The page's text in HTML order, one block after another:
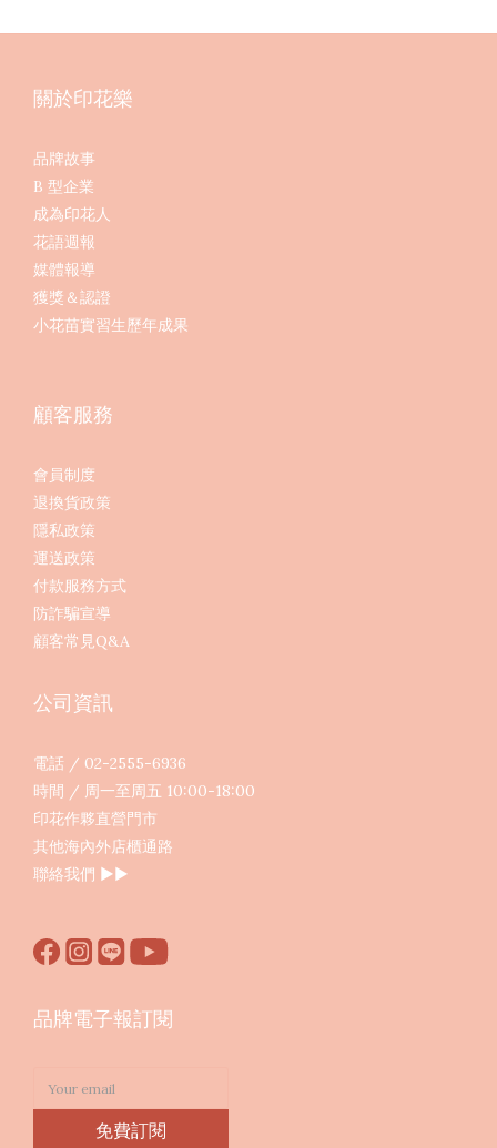
關於印花樂
品牌故事
B 型企業
成為印花人
花語週報
媒體報導
獲獎＆認證
小花苗實習生歷年成果
顧客服務
會員制度
退換貨政策
隱私政策
運送政策
付款服務方式
防詐騙宣導
顧客常見Q&A
公司資訊
電話 / 02-2555-6936
時間 / 周一至周五 10:00-18:00
印花作夥直營門市
其他海內外店櫃通路
聯絡我們 ▶︎▶︎
品牌電子報訂閱
免費訂閱